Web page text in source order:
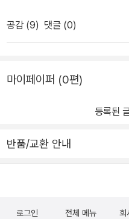
챕터 분량이다. 한 두번 읽어보
는 좀 아깝다는 생각이 든다.
공감 (9) 댓글 (0)
마이페이퍼 (0편)
등록된
반품/교환 안내
로그인 전체 메뉴 회